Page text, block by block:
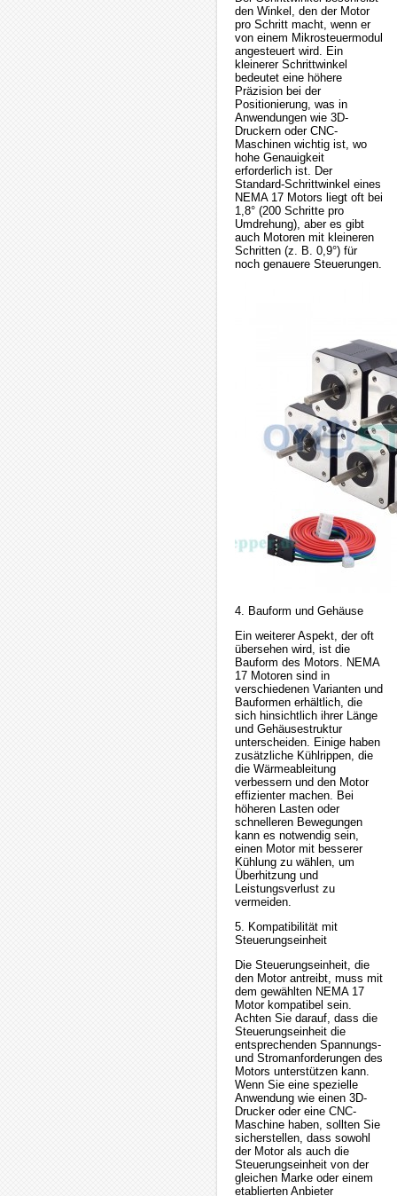
den Winkel, den der Motor
pro Schritt macht, wenn er
von einem Mikrosteuermodul
angesteuert wird. Ein
kleinerer Schrittwinkel
bedeutet eine höhere
Präzision bei der
Positionierung, was in
Anwendungen wie 3D-
Druckern oder CNC-
Maschinen wichtig ist, wo
hohe Genauigkeit
erforderlich ist. Der
Standard-Schrittwinkel eines
NEMA 17 Motors liegt oft bei
1,8° (200 Schritte pro
Umdrehung), aber es gibt
auch Motoren mit kleineren
Schritten (z. B. 0,9°) für
noch genauere Steuerungen.
4. Bauform und Gehäuse
Ein weiterer Aspekt, der oft
übersehen wird, ist die
Bauform des Motors. NEMA
17 Motoren sind in
verschiedenen Varianten und
Bauformen erhältlich, die
sich hinsichtlich ihrer Länge
und Gehäusestruktur
unterscheiden. Einige haben
zusätzliche Kühlrippen, die
die Wärmeableitung
verbessern und den Motor
effizienter machen. Bei
höheren Lasten oder
schnelleren Bewegungen
kann es notwendig sein,
einen Motor mit besserer
Kühlung zu wählen, um
Überhitzung und
Leistungsverlust zu
vermeiden.
5. Kompatibilität mit
Steuerungseinheit
Die Steuerungseinheit, die
den Motor antreibt, muss mit
dem gewählten NEMA 17
Motor kompatibel sein.
Achten Sie darauf, dass die
Steuerungseinheit die
entsprechenden Spannungs-
und Stromanforderungen des
Motors unterstützen kann.
Wenn Sie eine spezielle
Anwendung wie einen 3D-
Drucker oder eine CNC-
Maschine haben, sollten Sie
sicherstellen, dass sowohl
der Motor als auch die
Steuerungseinheit von der
gleichen Marke oder einem
etablierten Anbieter